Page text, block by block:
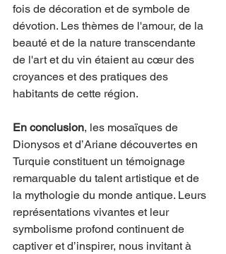
fois de décoration et de symbole de
dévotion. Les thèmes de l'amour, de la
beauté et de la nature transcendante
de l'art et du vin étaient au cœur des
croyances et des pratiques des
habitants de cette région.
En conclusion, les mosaïques de
Dionysos et d’Ariane découvertes en
Turquie constituent un témoignage
remarquable du talent artistique et de
la mythologie du monde antique. Leurs
représentations vivantes et leur
symbolisme profond continuent de
captiver et d’inspirer, nous invitant à